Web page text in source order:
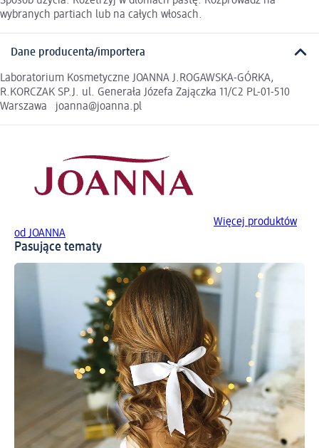
wybranych partiach lub na całych włosach.
Dane producenta/importera
Laboratorium Kosmetyczne JOANNA J.ROGAWSKA-GÓRKA,
R.KORCZAK SP.J. ul. Generała Józefa Zajączka 11/C2 PL-01-510
Warszawa joanna@joanna.pl
Więcej produktów
od JOANNA
Pasujące tematy